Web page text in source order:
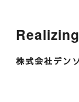
株式会社デン